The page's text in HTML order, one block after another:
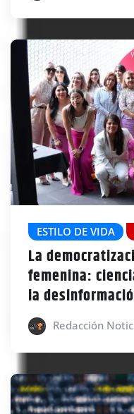
ESTILO DE VIDA
La
femenina:
la
Redacción